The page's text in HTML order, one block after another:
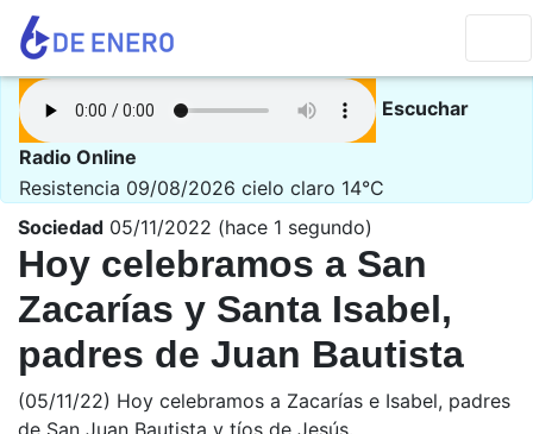
Escuchar
Radio Online
Resistencia 09/08/2026 cielo claro 14°C
Sociedad 05/11/2022 (hace 1 segundo)
Hoy celebramos a San
Zacarías y Santa Isabel,
padres de Juan Bautista
(05/11/22) Hoy celebramos a Zacarías e Isabel, padres
de San Juan Bautista y tíos de Jesús.